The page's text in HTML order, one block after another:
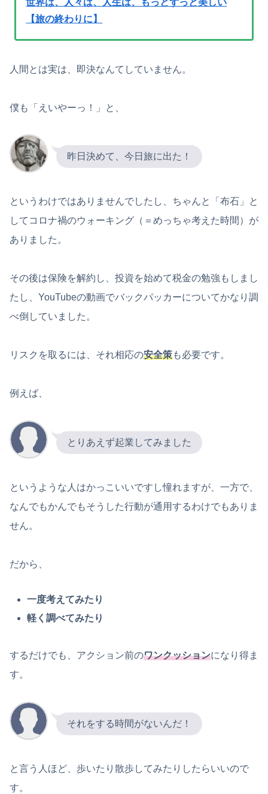
【旅の終わりに】
人間とは実は、即決なんてしていません。
僕も「えいやーっ！」と、
昨日決めて、今日旅に出た！
というわけではありませんでしたし、ちゃんと「布石」と
してコロナ禍のウォーキング（＝めっちゃ考えた時間）が
ありました。
その後は保険を解約し、投資を始めて税金の勉強もしまし
たし、YouTubeの動画でバックパッカーについてかなり調
べ倒していました。
リスクを取るには、それ相応の安全策も必要です。
例えば、
とりあえず起業してみました
というような人はかっこいいですし憧れますが、一方で、
なんでもかんでもそうした行動が通用するわけでもありま
せん。
だから、
一度考えてみたり
軽く調べてみたり
するだけでも、アクション前のワンクッションになり得ま
す。
それをする時間がないんだ！
と言う人ほど、歩いたり散歩してみたりしたらいいので
す。